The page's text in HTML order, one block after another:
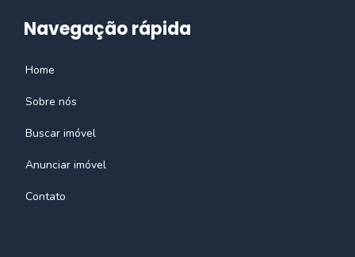
Navegação rápida
Home
Sobre nós
Buscar imóvel
Anunciar imóvel
Contato